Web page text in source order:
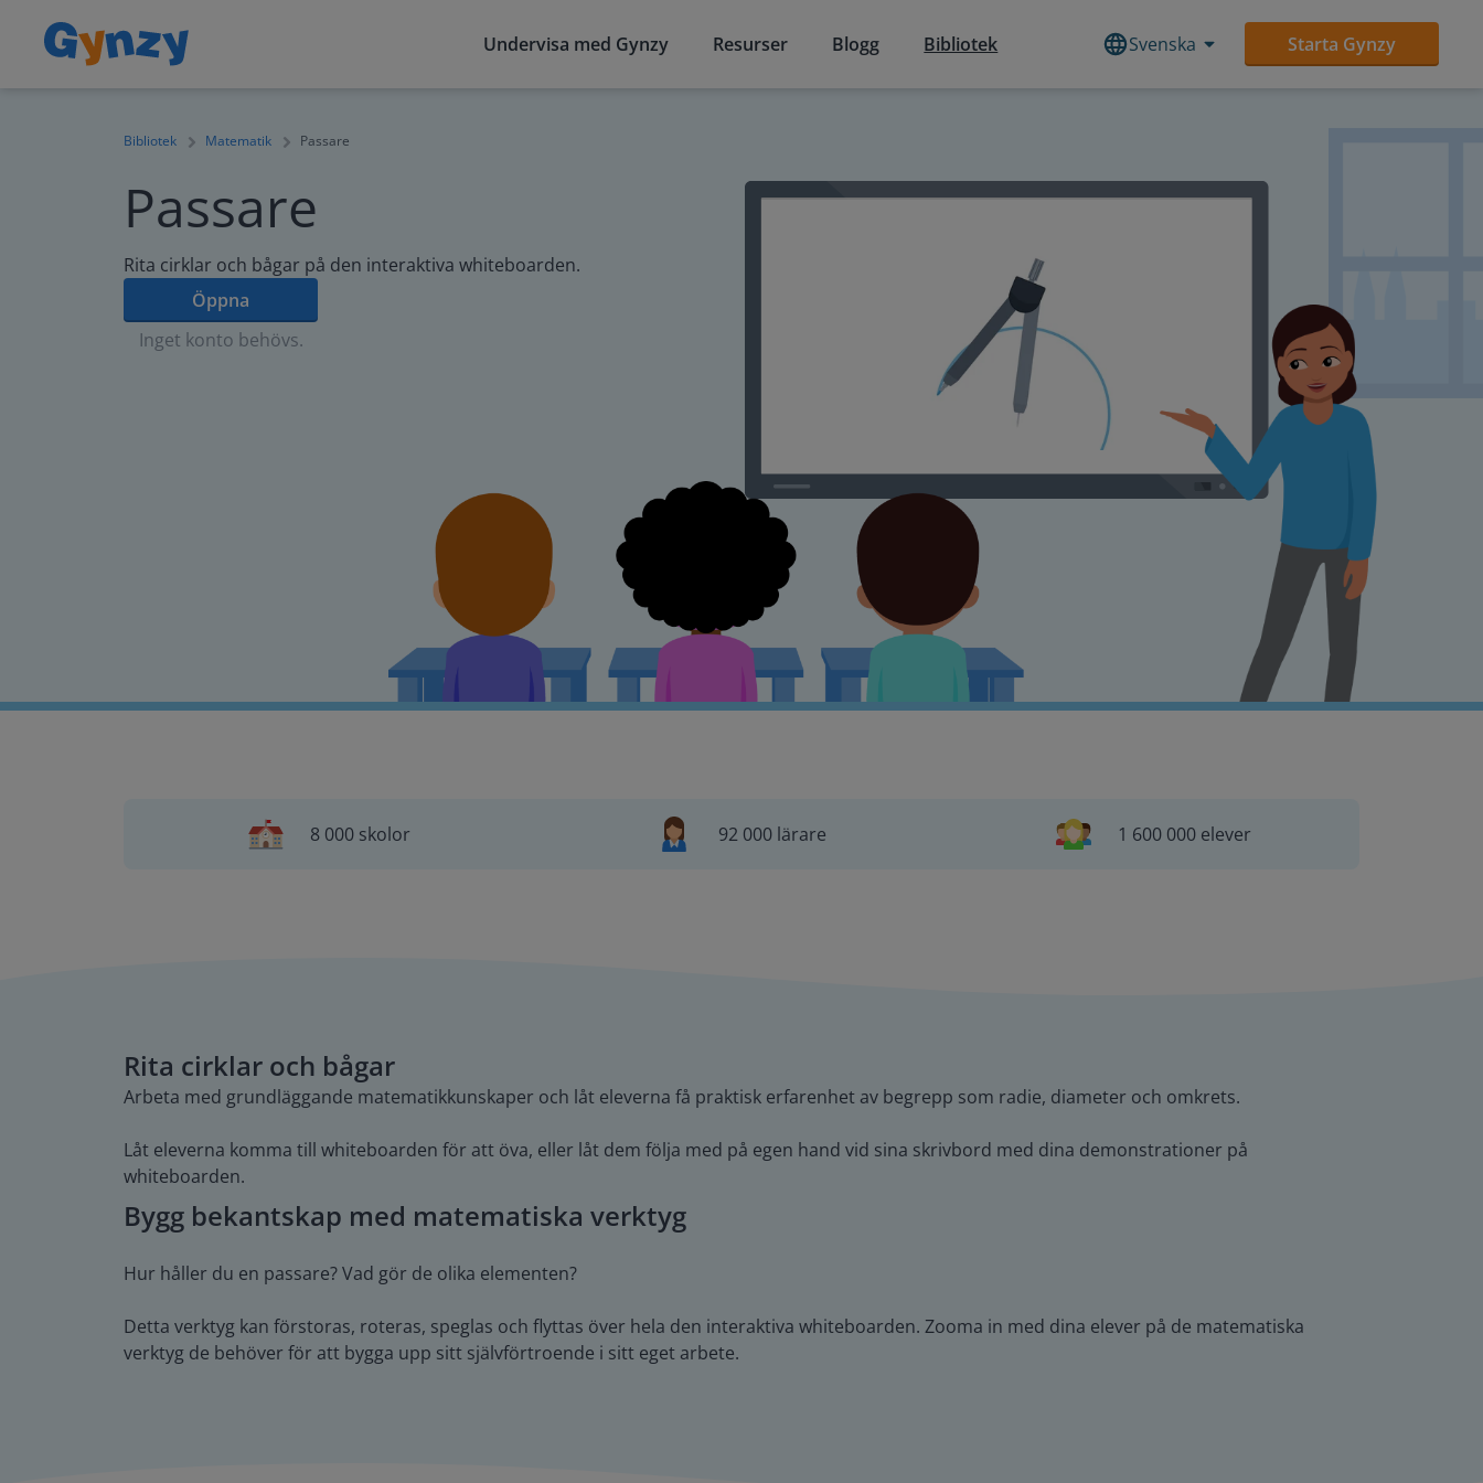
Undervisa med Gynzy Resurser Blogg Bibliotek Svenska Starta Gynzy
Bibliotek Matematik Passare
Passare
Rita cirklar och bågar på den interaktiva whiteboarden.
Öppna
Inget konto behövs.
8 000 skolor 92 000 lärare 1 600 000 elever
Rita cirklar och bågar
Arbeta med grundläggande matematikkunskaper och låt eleverna få praktisk erfarenhet av begrepp som radie, diameter och omkrets.
Låt eleverna komma till whiteboarden för att öva, eller låt dem följa med på egen hand vid sina skrivbord med dina demonstrationer på
whiteboarden.
Bygg bekantskap med matematiska verktyg
Hur håller du en passare? Vad gör de olika elementen?
Detta verktyg kan förstoras, roteras, speglas och flyttas över hela den interaktiva whiteboarden. Zooma in med dina elever på de matematiska
verktyg de behöver för att bygga upp sitt självförtroende i sitt eget arbete.